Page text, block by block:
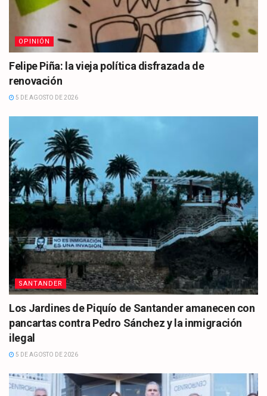
OPINIÓN
Felipe Piña: la vieja política disfrazada de
renovación
5 DE AGOSTO DE 2026
SANTANDER
Los Jardines de Piquío de Santander amanecen con
pancartas contra Pedro Sánchez y la inmigración
ilegal
5 DE AGOSTO DE 2026